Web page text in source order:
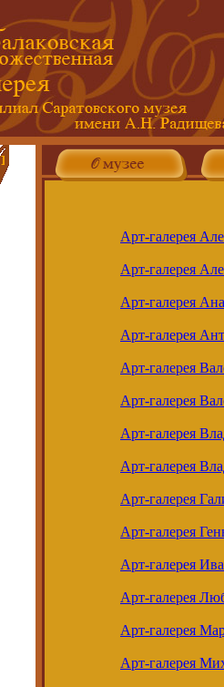
Арт-галерея
Арт-галерея
Арт-галерея
Арт-галерея
Арт-галерея
Арт-галерея
Арт-галерея
Арт-галерея
Арт-галерея
Арт-галерея
Арт-галерея
Арт-галерея
Арт-галерея
Арт-галерея